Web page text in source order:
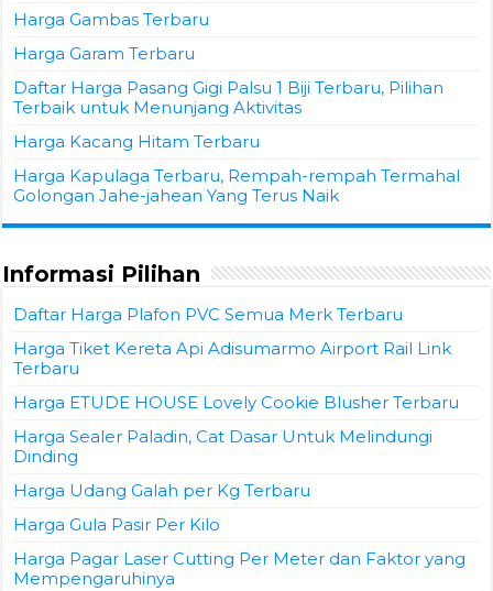
Harga Gambas Terbaru
Harga Garam Terbaru
Daftar Harga Pasang Gigi Palsu 1 Biji Terbaru, Pilihan
Terbaik untuk Menunjang Aktivitas
Harga Kacang Hitam Terbaru
Harga Kapulaga Terbaru, Rempah-rempah Termahal
Golongan Jahe-jahean Yang Terus Naik
Informasi Pilihan
Daftar Harga Plafon PVC Semua Merk Terbaru
Harga Tiket Kereta Api Adisumarmo Airport Rail Link
Terbaru
Harga ETUDE HOUSE Lovely Cookie Blusher Terbaru
Harga Sealer Paladin, Cat Dasar Untuk Melindungi
Dinding
Harga Udang Galah per Kg Terbaru
Harga Gula Pasir Per Kilo
Harga Pagar Laser Cutting Per Meter dan Faktor yang
Mempengaruhinya